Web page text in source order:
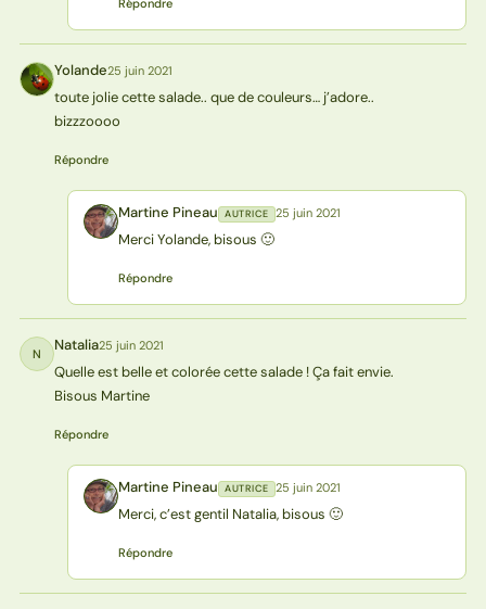
Répondre
Y Yolande25 juin 2021
toute jolie cette salade.. que de couleurs… j’adore..
bizzzoooo
Répondre
MP Martine Pineau AUTRICE 25 juin 2021
Merci Yolande, bisous 🙂
Répondre
N Natalia25 juin 2021
Quelle est belle et colorée cette salade ! Ça fait envie.
Bisous Martine
Répondre
MP Martine Pineau AUTRICE 25 juin 2021
Merci, c’est gentil Natalia, bisous 🙂
Répondre